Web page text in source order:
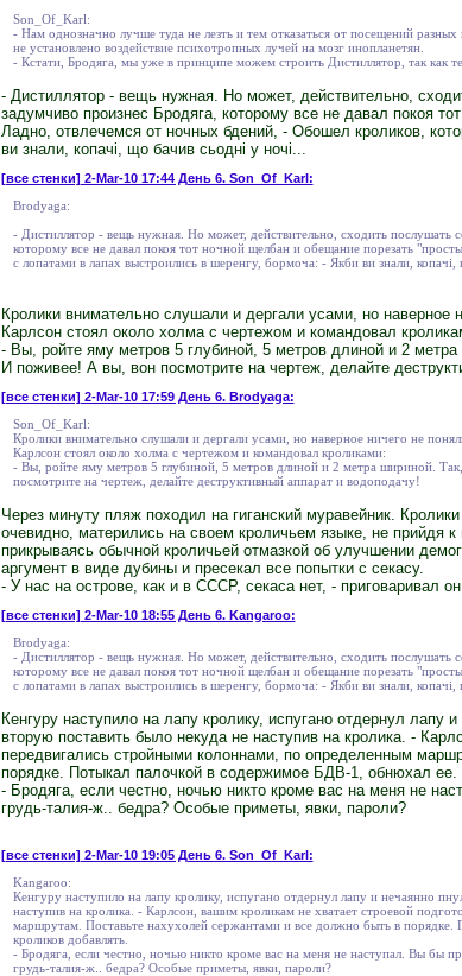
Son_Of_Karl:
- Нам однозначно лучше туда не лезть и тем отказаться от посещений
не установлено воздействие психотропных лучей на мозг инопланетян.
- Кстати, Бродяга, мы уже в принципе можем строить Дистиллятор, так как
- Дистиллятор - вещь нужная. Но может, действительно,
задумчиво произнес Бродяга, которому все не давал покоя
Ладно, отвлечемся от ночных бдений, - Обошел кроликов,
ви знали, копачі, що бачив сьодні у ночі...
[все стенки] 2-Mar-10 17:44 День 6. Son_Of_Karl:
Brodyaga:
- Дистиллятор - вещь нужная. Но может, действительно, сходить послушать
которому все не давал покоя тот ночной щелбан и обещание порезать
с лопатами в лапах выстроились в шеренгу, бормоча: - Якби ви знали, копачі,
Кролики внимательно слушали и дергали усами, но наверное
Карлсон стоял около холма с чертежом и командовал
- Вы, ройте яму метров 5 глубиной, 5 метров длиной и 2
И поживее! А вы, вон посмотрите на чертеж, делайте
[все стенки] 2-Mar-10 17:59 День 6. Brodyaga:
Son_Of_Karl:
Кролики внимательно слушали и дергали усами, но наверное ничего не
Карлсон стоял около холма с чертежом и командовал кроликами:
- Вы, ройте яму метров 5 глубиной, 5 метров длиной и 2 метра шириной.
посмотрите на чертеж, делайте деструктивный аппарат и водоподачу!
Через минуту пляж походил на гиганский муравейник.
очевидно, матерились на своем кроличьем языке, не прийдя
прикрываясь обычной кроличьей отмазкой об улучшении
аргумент в виде дубины и пресекал все попытки с секасу.
- У нас на острове, как и в СССР, секаса нет, - приговаривал
[все стенки] 2-Mar-10 18:55 День 6. Kangaroo:
Brodyaga:
- Дистиллятор - вещь нужная. Но может, действительно, сходить послушать
которому все не давал покоя тот ночной щелбан и обещание порезать
с лопатами в лапах выстроились в шеренгу, бормоча: - Якби ви знали, копачі,
Кенгуру наступило на лапу кролику, испугано отдернул лапу
вторую поставить было некуда не наступив на кролика. -
передвигались стройными колоннами, по определенным
порядке. Потыкал палочкой в содержимое БДВ-1, обнюхал ее.
- Бродяга, если честно, ночью никто кроме вас на меня не
грудь-талия-ж.. бедра? Особые приметы, явки, пароли?
[все стенки] 2-Mar-10 19:05 День 6. Son_Of_Karl:
Kangaroo:
Кенгуру наступило на лапу кролику, испугано отдернул лапу и нечаянно
наступив на кролика. - Карлсон, вашим кроликам не хватает строевой
маршрутам. Поставьте нахухолей сержантами и все должно быть в
кроликов добавлять.
- Бродяга, если честно, ночью никто кроме вас на меня не наступал. Вы бы
грудь-талия-ж.. бедра? Особые приметы, явки, пароли?